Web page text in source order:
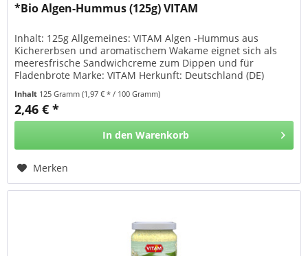
*Bio Algen-Hummus (125g) VITAM
Inhalt: 125g Allgemeines: VITAM Algen -Hummus aus
Kichererbsen und aromatischem Wakame eignet sich als
meeresfrische Sandwichcreme zum Dippen und für
Fladenbrote Marke: VITAM Herkunft: Deutschland (DE)
Inhalt 125 Gramm(1,97 € * / 100 Gramm)
2,46 € *
In den Warenkorb
Merken